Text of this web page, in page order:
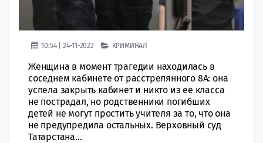
10:54 | 24-11-2022 КРИМИНАЛ
Женщина в момент трагедии находилась в
соседнем кабинете от расстрелянного 8А: она
успела закрыть кабинет и никто из ее класса
не пострадал, но родственники погибших
детей не могут простить учителя за то, что она
не предупредила остальных. Верховный суд
Татарстана...